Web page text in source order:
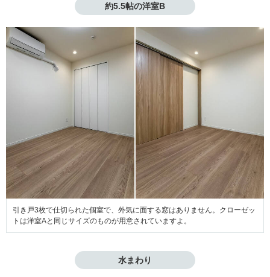
約5.5帖の洋室B
引き戸3枚で仕切られた個室で、外気に面する窓はありません。クローゼッ
トは洋室Aと同じサイズのものが用意されていますよ。
水まわり